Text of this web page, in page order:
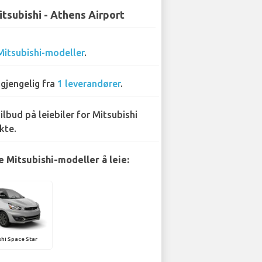
- Athens Airport
modeller.
fra 1 leverandører.
på leiebiler for Mitsubishi
Mitsubishi-modeller å leie:
Space Star